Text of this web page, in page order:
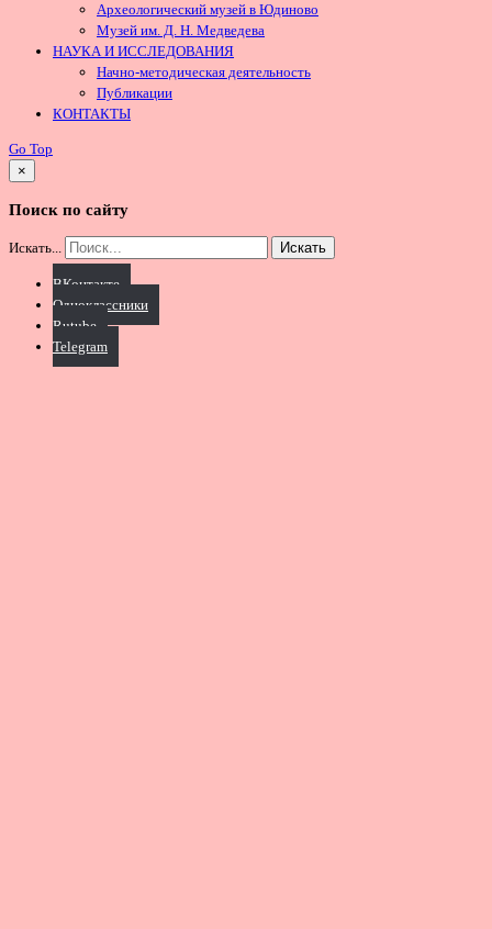
Археологический музей в Юдиново
Музей им. Д. Н. Медведева
НАУКА И ИССЛЕДОВАНИЯ
Начно-методическая деятельность
Публикации
КОНТАКТЫ
Go Top
×
Поиск по сайту
Искать... Искать
ВКонтакте
Одноклассники
Rutube
Telegram